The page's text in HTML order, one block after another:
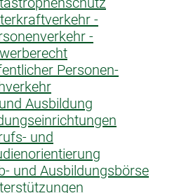
-
-
Personen­
Ausbildung
und
und Ausbildungsbörse